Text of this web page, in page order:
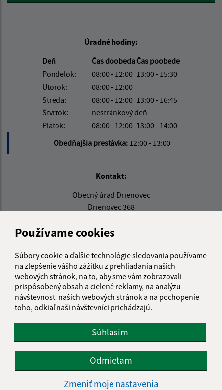
Používame cookies
Súbory cookie a ďalšie technológie sledovania používame
na zlepšenie vášho zážitku z prehliadania našich
webových stránok, na to, aby sme vám zobrazovali
prispôsobený obsah a cielené reklamy, na analýzu
návštevnosti našich webových stránok a na pochopenie
toho, odkiaľ naši návštevníci prichádzajú.
Súhlasím
Odmietam
Zmeniť moje nastavenia
Úradné hodiny:
Deň
Čas doobedaČas poobede
Pondelok:
08:00 - 12:00 13:00 - 15:30
Utorok:
08:00 - 12:00
Streda:
08:00 - 12:00 13:00 - 16:45
Štvrtok:
nestránkový deň
Piatok:
08:00 - 12:00 13:00 - 14:00
Obedňajšia prestávka: 12:00 - 13:00
Kontakt:
Obecný úrad Drienovec
Drienovec 368
info@obecdrienovec.eu
+421 554 602 202
IČO: 00324108